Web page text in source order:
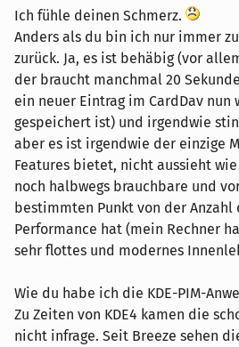
Ich fühle deinen Schmerz.
Anders als du bin ich nur immer
zurück. Ja, es ist behäbig (vor
der braucht manchmal 20
ein neuer Eintrag im CardDav
gespeichert ist) und irgendwie
aber es ist irgendwie der einzige
Features bietet, nicht aussieht wie
noch halbwegs brauchbare und
bestimmten Punkt von der Anzahl
Performance hat (mein Rechner
sehr flottes und modernes
Wie du habe ich die KDE-PIM-
Zu Zeiten von KDE4 kamen die
nicht infrage. Seit Breeze sehen